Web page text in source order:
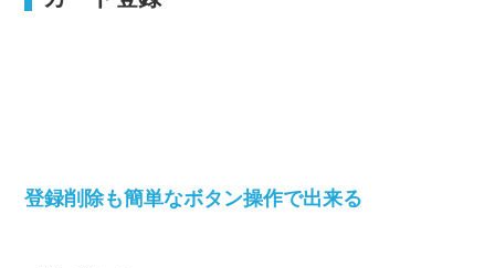
登録削除も簡単なボタン操作で出来る